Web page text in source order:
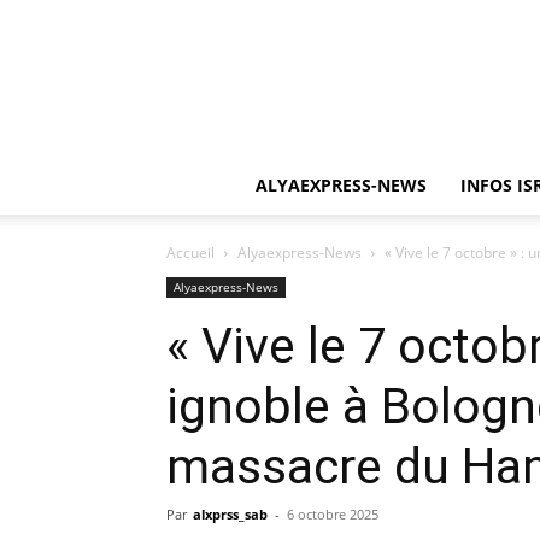
ALYAEXPRESS-NEWS INFOS
Accueil Alyaexpress-News « Vive le 7 octobre » :
Alyaexpress-News
« Vive le 7
ignoble à
massacre du
Par alxprss_sab - 6 octobre 2025